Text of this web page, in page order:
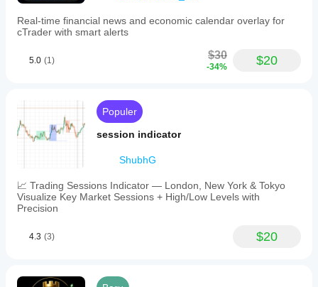
Real-time financial news and economic calendar overlay for
cTrader with smart alerts
5.0 (1) $30
-34% $20
Populer
session indicator
ShubhG
📈 Trading Sessions Indicator — London, New York & Tokyo
Visualize Key Market Sessions + High/Low Levels with
Precision
4.3 (3) $20